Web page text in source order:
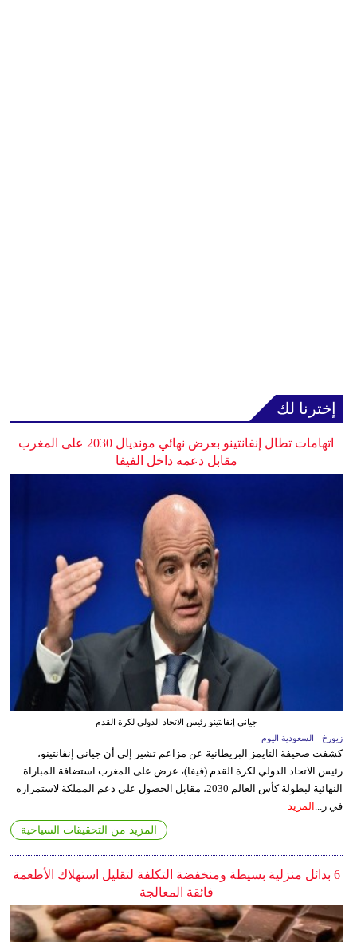
إخترنا لك
اتهامات تطال إنفانتينو بعرض نهائي مونديال 2030 على المغرب
مقابل دعمه داخل الفيفا
جياني إنفانتينو رئيس الاتحاد الدولي لكرة القدم
زيورخ - السعودية اليوم
كشفت صحيفة التايمز البريطانية عن مزاعم تشير إلى أن جياني إنفانتينو،
رئيس الاتحاد الدولي لكرة القدم (فيفا)، عرض على المغرب استضافة المباراة
النهائية لبطولة كأس العالم 2030، مقابل الحصول على دعم المملكة لاستمراره
في ر... المزيد
المزيد من التحقيقات السياحية
6 بدائل منزلية بسيطة ومنخفضة التكلفة لتقليل استهلاك الأطعمة
فائقة المعالجة